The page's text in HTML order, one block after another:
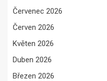
Červenec 2026
Červen 2026
Květen 2026
Duben 2026
Březen 2026